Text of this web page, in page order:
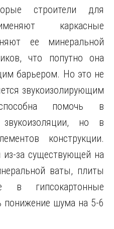
строители для
каркасные
ее минеральной
что попутно она
барьером. Но это не
звукоизолирующим
помочь в
но в
конструкции.
за существующей на
ваты, плиты
в гипсокартонные
понижение шума на 5-6